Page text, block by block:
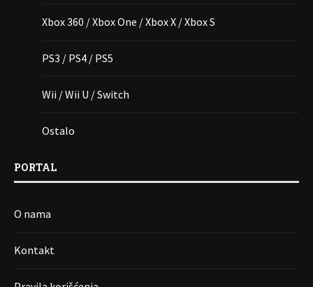
Xbox 360 / Xbox One / Xbox X / Xbox S
PS3 / PS4 / PS5
Wii / Wii U / Switch
Ostalo
PORTAL
O nama
Kontakt